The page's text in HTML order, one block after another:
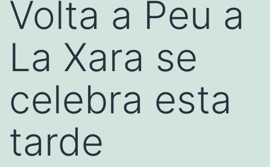
Volta a Peu a
La Xara se
celebra esta
tarde